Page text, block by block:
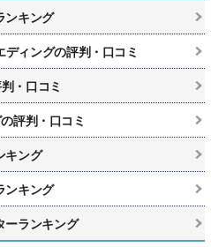
ンキング
ディングの評判・口コミ
・口コミ
評判・口コミ
キング
ンキング
ーランキング